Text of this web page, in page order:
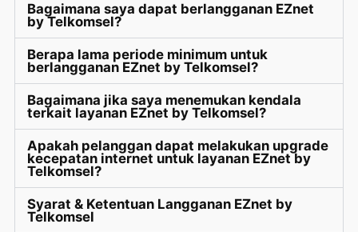
Bagaimana saya dapat berlangganan EZnet
by Telkomsel?
Berapa lama periode minimum untuk
berlangganan EZnet by Telkomsel?
Bagaimana jika saya menemukan kendala
terkait layanan EZnet by Telkomsel?
Apakah pelanggan dapat melakukan upgrade
kecepatan internet untuk layanan EZnet by
Telkomsel?
Syarat & Ketentuan Langganan EZnet by
Telkomsel